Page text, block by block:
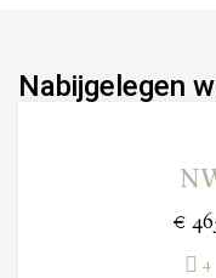
Nabijgelegen
€
4